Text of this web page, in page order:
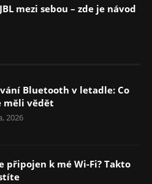
mezi sebou – zde je návod
Bluetooth v letadle: Co
měli vědět
2026
připojen k mé Wi-Fi? Takto